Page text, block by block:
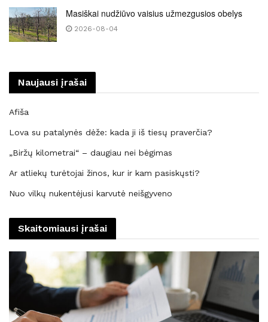
Masiškai nudžiūvo vaisius užmezgusios obelys
2026-08-04
Naujausi įrašai
Afiša
Lova su patalynės dėže: kada ji iš tiesų praverčia?
„Biržų kilometrai“ – daugiau nei bėgimas
Ar atliekų turėtojai žinos, kur ir kam pasiskųsti?
Nuo vilkų nukentėjusi karvutė neišgyveno
Skaitomiausi įrašai